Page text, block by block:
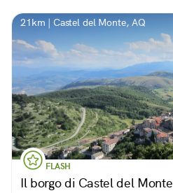
21km | Castel del Monte, AQ
FLASH
Il borgo di Castel del Monte